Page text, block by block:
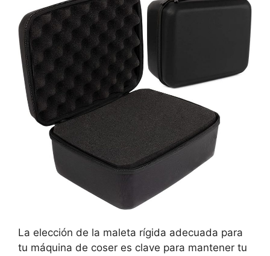
La elección de la maleta rígida adecuada para
tu máquina de coser es clave para mantener tu